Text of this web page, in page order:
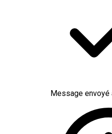
Message envoyé